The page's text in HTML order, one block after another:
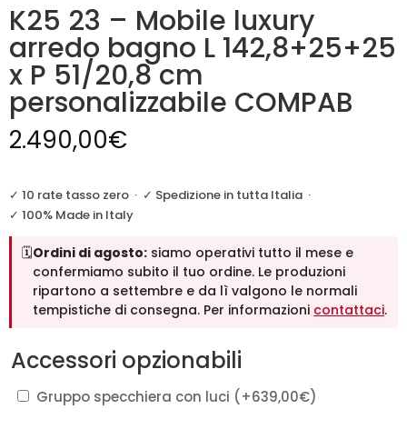
K25 23 – Mobile luxury
arredo bagno L 142,8+25+25
x P 51/20,8 cm
personalizzabile COMPAB
2.490,00€
✓ 10 rate tasso zero · ✓ Spedizione in tutta Italia ·
✓ 100% Made in Italy
🗓️Ordini di agosto: siamo operativi tutto il mese e
confermiamo subito il tuo ordine. Le produzioni
ripartono a settembre e da lì valgono le normali
tempistiche di consegna. Per informazioni contattaci.
Accessori opzionabili
Gruppo specchiera con luci (+639,00€)